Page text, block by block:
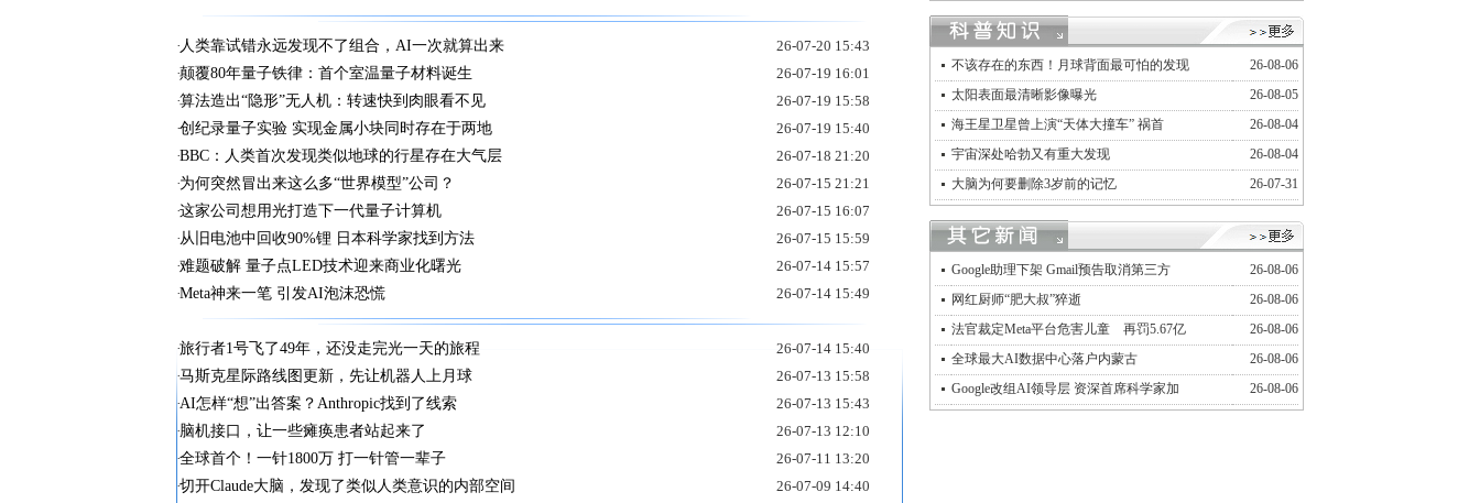
人类靠试错永远发现不了组合，AI一次就算出来
26-07-20 15:43
颠覆80年量子铁律：首个室温量子材料诞生
26-07-19 16:01
算法造出“隐形”无人机：转速快到肉眼看不见
26-07-19 15:58
创纪录量子实验 实现金属小块同时存在于两地
26-07-19 15:40
BBC：人类首次发现类似地球的行星存在大气层
26-07-18 21:20
为何突然冒出来这么多“世界模型”公司？
26-07-15 21:21
这家公司想用光打造下一代量子计算机
26-07-15 16:07
从旧电池中回收90%锂 日本科学家找到方法
26-07-15 15:59
难题破解 量子点LED技术迎来商业化曙光
26-07-14 15:57
Meta神来一笔 引发AI泡沫恐慌
26-07-14 15:49
旅行者1号飞了49年，还没走完光一天的旅程
26-07-14 15:40
马斯克星际路线图更新，先让机器人上月球
26-07-13 15:58
AI怎样“想”出答案？Anthropic找到了线索
26-07-13 15:43
脑机接口，让一些瘫痪患者站起来了
26-07-13 12:10
全球首个！一针1800万 打一针管一辈子
26-07-11 13:20
切开Claude大脑，发现了类似人类意识的内部空间
26-07-09 14:40
不该存在的东西！月球背面最可怕的发现
26-08-06
太阳表面最清晰影像曝光
26-08-05
海王星卫星曾上演“天体大撞车” 祸首
26-08-04
宇宙深处哈勃又有重大发现
26-08-04
大脑为何要删除3岁前的记忆
26-07-31
Google助理下架 Gmail预告取消第三方
26-08-06
网红厨师“肥大叔”猝逝
26-08-06
法官裁定Meta平台危害儿童 再罚5.67亿
26-08-06
全球最大AI数据中心落户内蒙古
26-08-06
Google改组AI领导层 资深首席科学家加
26-08-06